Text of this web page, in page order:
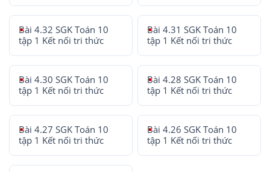
Bài 4.32 SGK Toán 10
tập 1 Kết nối tri thức
Bài 4.31 SGK Toán 10
tập 1 Kết nối tri thức
Bài 4.30 SGK Toán 10
tập 1 Kết nối tri thức
Bài 4.28 SGK Toán 10
tập 1 Kết nối tri thức
Bài 4.27 SGK Toán 10
tập 1 Kết nối tri thức
Bài 4.26 SGK Toán 10
tập 1 Kết nối tri thức